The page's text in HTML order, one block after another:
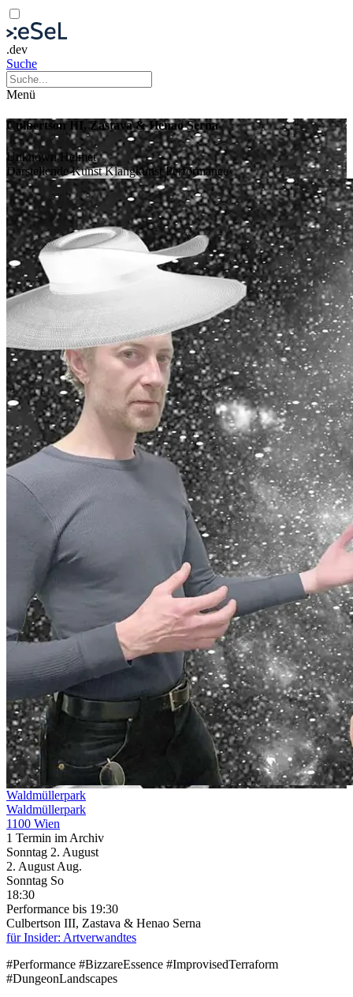
.dev
Suche
Menü
Culbertson III, Zastava & Henao Serna
Unknown Helmet
Darstellende KunstKlangkunstPerformance
Waldmüllerpark
Waldmüllerpark
1100 Wien
1 Termin im Archiv
Sonntag 2. August
2. August Aug.
Sonntag So
18:30
Performance bis 19:30
Culbertson III, Zastava & Henao Serna
für Insider: Artverwandtes
#Performance #BizzareEssence #ImprovisedTerraform
#DungeonLandscapes